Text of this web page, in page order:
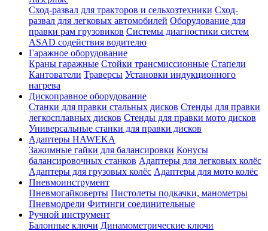
Сход-развал для тракторов и сельхозтехники Сход-
развал для легковых автомобилей Оборудование для
правки рам грузовиков Системы диагностики систем
ASAD содействия водителю
Гаражное оборудование
Краны гаражные Стойки трансмиссионные Стапели
Кантователи Траверсы Установки индукционного
нагрева
Дископравное оборудование
Станки для правки стальных дисков Стенды для правки
легкосплавных дисков Стенды для правки мото дисков
Универсальные станки для правки дисков
Адаптеры HAWEKA
Зажимные гайки для балансировки Конусы
балансировочных станков Адаптеры для легковых колёс
Адаптеры для грузовых колёс Адаптеры для мото колёс
Пневмоинструмент
Пневмогайковерты Пистолеты подкачки, манометры
Пневмодрели Фитинги соединительные
Ручной инструмент
Балонные ключи Динамометрические ключи